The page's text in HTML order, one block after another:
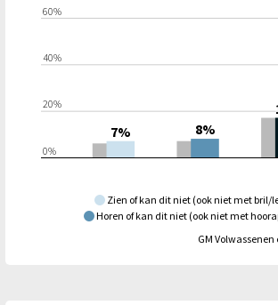
Zien of kan dit niet (ook niet met bril/
Horen of kan dit niet (ook niet met
0%
20%
40%
60%
7% 8%
GM